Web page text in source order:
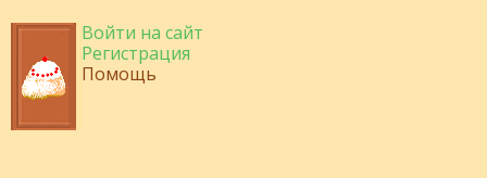
Войти на сайт
Регистрация
Помощь